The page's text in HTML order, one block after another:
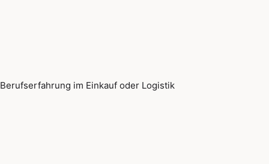
Berufserfahrung im Einkauf oder Logistik